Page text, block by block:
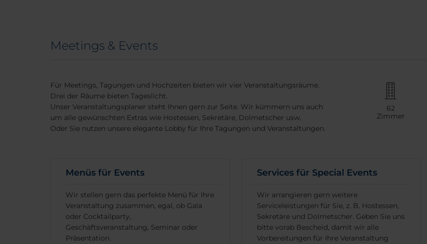
Meetings & Events
Für Meetings, Tagungen und Hochzeiten bieten wir vier Veranstaltungsräume.
Drei der Räume bieten Tageslicht.
Unser Veranstaltungsplaner steht Ihnen gern zur Seite. Wir kümmern uns auch
um alle gewünschten Extras wie Hostessen, Sekretäre, Dolmetscher usw.
Oder Sie nutzen unsere elegante Lobby für Ihre Tagungen und Veranstaltungen.
62
Zimmer
Menüs für Events
Wir stellen gern das perfekte Menü für Ihre
Veranstaltung zusammen, egal, ob Gala
oder Cocktailparty,
Geschäftsveranstaltung, Seminar oder
Präsentation.
Services für Special Events
Wir arrangieren gern weitere
Serviceleistungen für Sie, z. B. Hostessen,
Sekretäre und Dolmetscher. Geben Sie uns
bitte vorab Bescheid, damit wir alle
Vorbereitungen für Ihre Veranstaltung